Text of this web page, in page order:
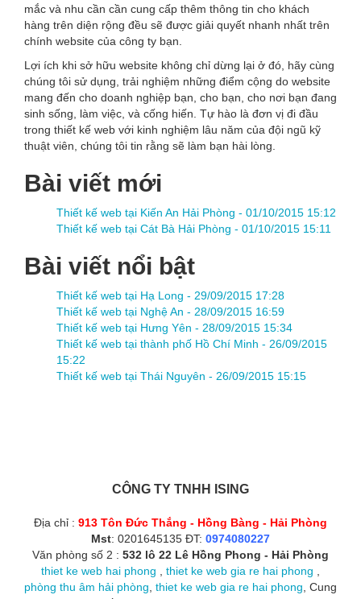
mắc và nhu cần cần cung cấp thêm thông tin cho khách
hàng trên diện rộng đều sẽ được giải quyết nhanh nhất trên
chính website của công ty bạn.
Lợi ích khi sở hữu website không chỉ dừng lại ở đó, hãy cùng
chúng tôi sử dụng, trải nghiệm những điểm cộng do website
mang đến cho doanh nghiệp bạn, cho bạn, cho nơi bạn đang
sinh sống, làm việc, và cống hiến. Tự hào là đơn vị đi đầu
trong thiết kế web với kinh nghiệm lâu năm của đội ngũ kỹ
thuật viên, chúng tôi tin rằng sẽ làm bạn hài lòng.
Bài viết mới
Thiết kế web tại Kiến An Hải Phòng - 01/10/2015 15:12
Thiết kế web tại Cát Bà Hải Phòng - 01/10/2015 15:11
Bài viết nổi bật
Thiết kế web tại Hạ Long - 29/09/2015 17:28
Thiết kế web tại Nghệ An - 28/09/2015 16:59
Thiết kế web tại Hưng Yên - 28/09/2015 15:34
Thiết kế web tại thành phố Hồ Chí Minh - 26/09/2015
15:22
Thiết kế web tại Thái Nguyên - 26/09/2015 15:15
CÔNG TY TNHH ISING
Địa chỉ : 913 Tôn Đức Thắng - Hồng Bàng - Hải Phòng
Mst: 0201645135 ĐT: 0974080227
Văn phòng số 2 : 532 lô 22 Lê Hồng Phong - Hải Phòng
thiet ke web hai phong
thiet ke web gia re hai phong
phòng thu âm hải phòng thiet ke web gia re hai phong , Cung